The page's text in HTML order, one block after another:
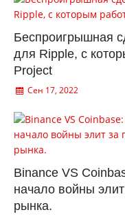
Беспроигрышная
для Ripple, с
Project
Сен 17, 2022
Binance VS
начало войны
рынка.